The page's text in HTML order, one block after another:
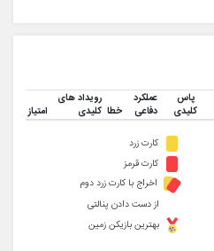
پاس
کلیدی
عملکرد
دفاعی
خطا
رویداد های
کلیدی
امتیاز
کارت زرد
کارت قرمز
اخراج با کارت زرد دوم
از دست دادن پنالتی
بهترین بازیکن زمین